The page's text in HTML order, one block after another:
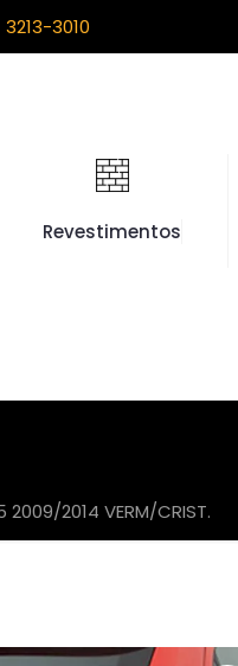
3010
Revestimentos
2009/2014 VERM/CRIST.